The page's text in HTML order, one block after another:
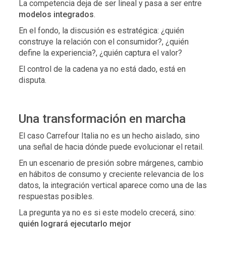
La competencia deja de ser lineal y pasa a ser entre
modelos integrados.
En el fondo, la discusión es estratégica: ¿quién
construye la relación con el consumidor?,¿quién
define la experiencia?,¿quién captura el valor?
El control de la cadena ya no está dado, está en
disputa.
Una transformación en marcha
El caso Carrefour Italia no es un hecho aislado, sino
una señal de hacia dónde puede evolucionar el retail.
En un escenario de presión sobre márgenes, cambio
en hábitos de consumo y creciente relevancia de los
datos, la integración vertical aparece como una de las
respuestas posibles.
La pregunta ya no es si este modelo crecerá, sino:
quién logrará ejecutarlo mejor